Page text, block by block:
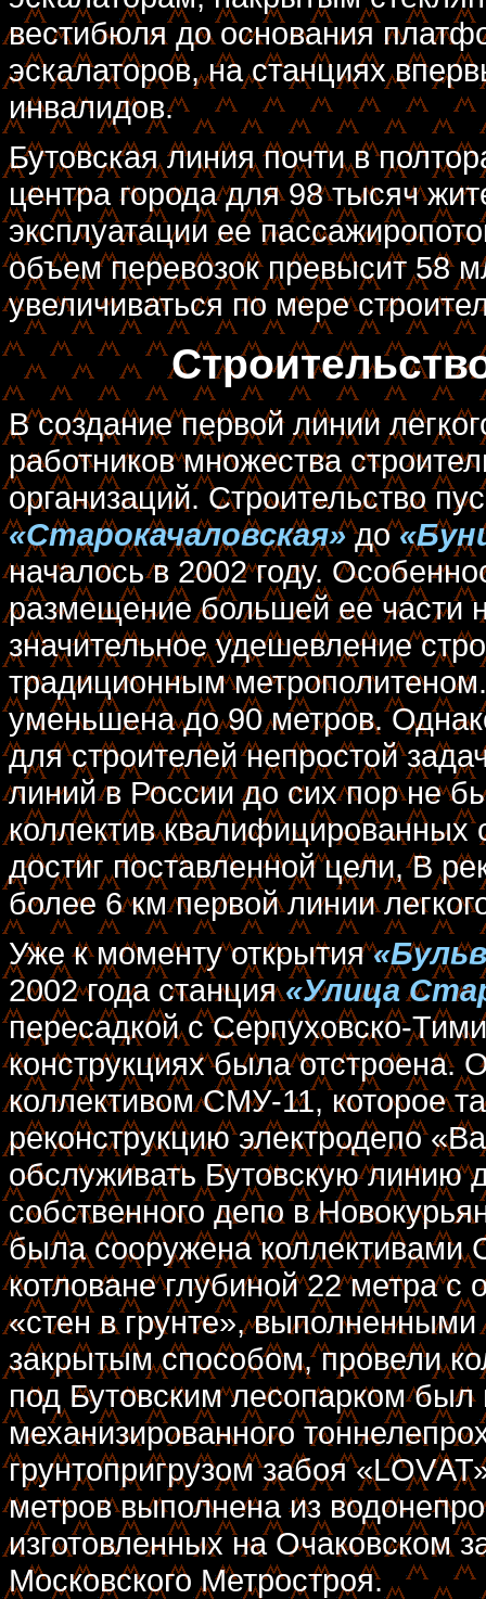
вестибюля до основания
эскалаторов, на станциях
инвалидов.
Бутовская линия почти в
центра города для 98 тысяч
эксплуатации ее
объем перевозок превысит 58
увеличиваться по мере
В создание первой линии
работников множества
организаций. Строительство
«Старокачаловская»до
началось в 2002 году.
размещение большей ее части
значительное удешевление
традиционным
уменьшена до 90 метров.
для строителей непростой
линий в России до сих пор не
коллектив
достиг поставленной цели, В
более 6 км первой линии
Уже к моменту открытия
2002 года станция«Улица
пересадкой с Серпуховско-
конструкциях была
коллективом СМУ-11, которое
реконструкцию электродепо
обслуживать Бутовскую линию
собственного депо в
была сооружена
котловане глубиной 22 метра
«стен в грунте»,
закрытым способом, провели
под Бутовским лесопарком
механизированного
грунтопригрузом забоя
метров выполнена из
изготовленных на Очаковском
Московского Метростроя.